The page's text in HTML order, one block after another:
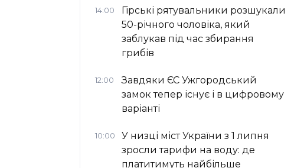
14:00
Гірські рятувальники розшукали
50-річного чоловіка, який
заблукав під час збирання
грибів
12:00
Завдяки ЄС Ужгородський
замок тепер існує і в цифровому
варіанті
10:00
У низці міст України з 1 липня
зросли тарифи на воду: де
платитимуть найбільше